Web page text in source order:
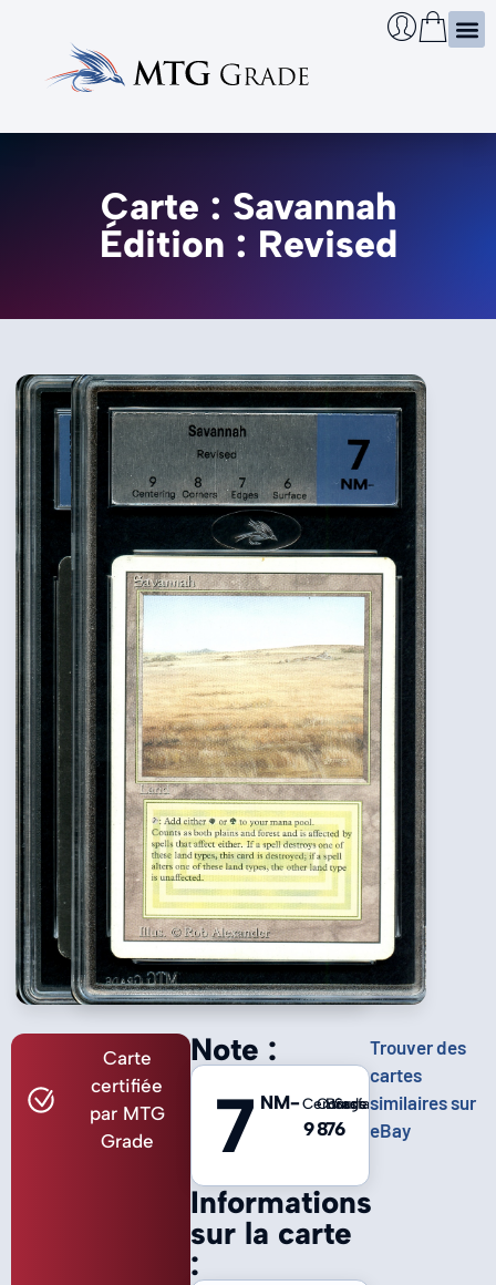
Carte : Savannah
Édition : Revised
Carte
certifiée
par MTG
Grade
Informations
sur la carte
:
Note :
7 NM-Centrage
9
Coins
8
Bords
7
Surface
6
Trouver des
cartes
similaires sur
eBay